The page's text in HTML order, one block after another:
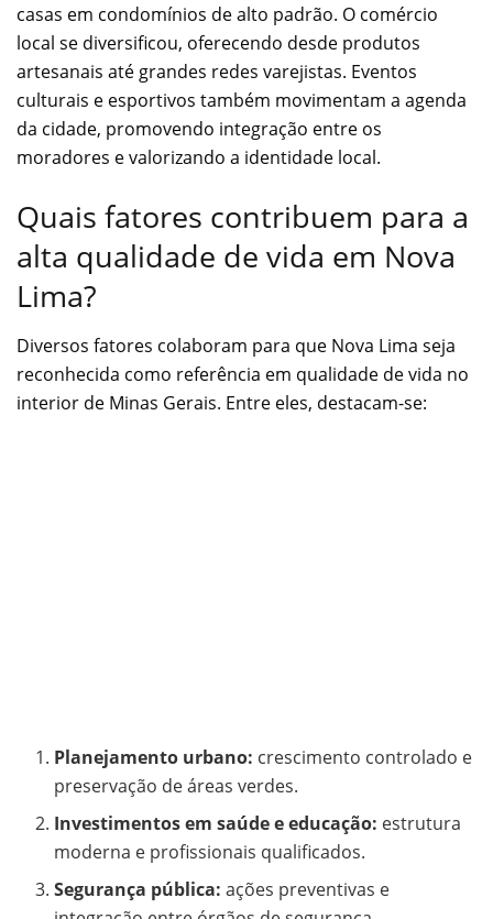
casas em condomínios de alto padrão. O comércio
local se diversificou, oferecendo desde produtos
artesanais até grandes redes varejistas. Eventos
culturais e esportivos também movimentam a agenda
da cidade, promovendo integração entre os
moradores e valorizando a identidade local.
Quais fatores contribuem para a
alta qualidade de vida em Nova
Lima?
Diversos fatores colaboram para que Nova Lima seja
reconhecida como referência em qualidade de vida no
interior de Minas Gerais. Entre eles, destacam-se:
Planejamento urbano: crescimento controlado e
preservação de áreas verdes.
Investimentos em saúde e educação: estrutura
moderna e profissionais qualificados.
Segurança pública: ações preventivas e